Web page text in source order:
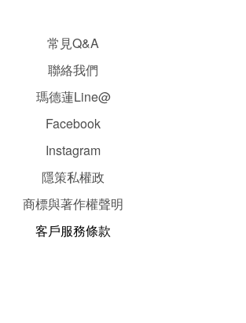
常見Q&A
聯絡我們
瑪德蓮Line@
Facebook
Instagram
隱策私權政
商標與著作權聲明
客戶服務條款